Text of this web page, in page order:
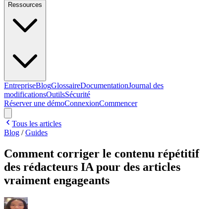
Ressources
EntrepriseBlogGlossaireDocumentationJournal des
modificationsOutilsSécurité
Réserver une démoConnexionCommencer
Tous les articles
Blog /Guides
Comment corriger le contenu répétitif
des rédacteurs IA pour des articles
vraiment engageants